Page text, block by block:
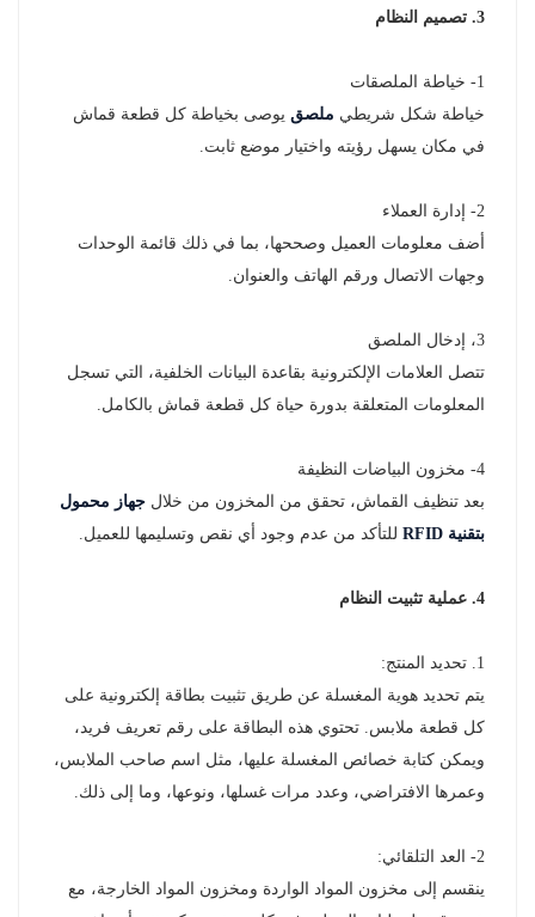
3. تصميم النظام
1- خياطة الملصقات
خياطة شكل شريطي ملصق يوصى بخياطة كل قطعة قماش
في مكان يسهل رؤيته واختيار موضع ثابت.
2- إدارة العملاء
أضف معلومات العميل وصححها، بما في ذلك قائمة الوحدات
وجهات الاتصال ورقم الهاتف والعنوان.
3، إدخال الملصق
تتصل العلامات الإلكترونية بقاعدة البيانات الخلفية، التي تسجل
المعلومات المتعلقة بدورة حياة كل قطعة قماش بالكامل.
4- مخزون البياضات النظيفة
بعد تنظيف القماش، تحقق من المخزون من خلالجهاز محمول
بتقنية RFID
للتأكد من عدم وجود أي نقص وتسليمها للعميل.
4. عملية تثبيت النظام
1. تحديد المنتج:
يتم تحديد هوية المغسلة عن طريق تثبيت بطاقة إلكترونية على
كل قطعة ملابس. تحتوي هذه البطاقة على رقم تعريف فريد،
ويمكن كتابة خصائص المغسلة عليها، مثل اسم صاحب الملابس،
وعمرها الافتراضي، وعدد مرات غسلها، ونوعها، وما إلى ذلك.
2- العد التلقائي:
ينقسم إلى مخزون المواد الواردة ومخزون المواد الخارجة، مع